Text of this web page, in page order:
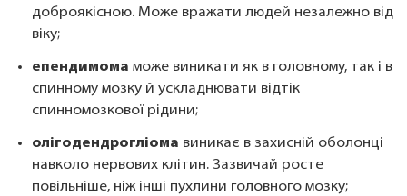
доброякісною. Може вражати людей незалежно від
віку;
епендимома може виникати як в головному, так і в
спинному мозку й ускладнювати відтік
спинномозкової рідини;
олігодендрогліома виникає в захисній оболонці
навколо нервових клітин. Зазвичай росте
повільніше, ніж інші пухлини головного мозку;